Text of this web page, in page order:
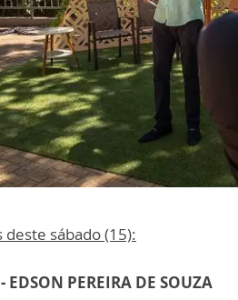
deste sábado (15):
EDSON PEREIRA DE SOUZA